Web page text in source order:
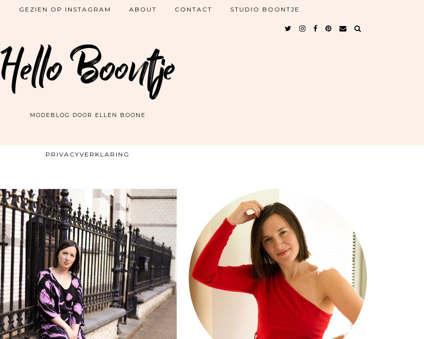
Hello Boontje
MODEBLOG DOOR ELLEN BOONE
GEZIEN OP INSTAGRAM ABOUT CONTACT STUDIO BOONTJE
PRIVACYVERKLARING